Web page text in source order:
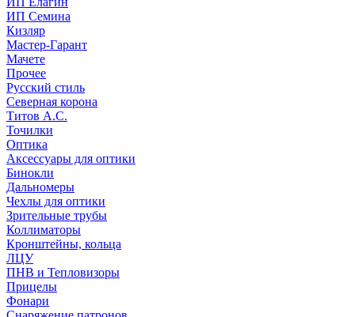
ИП Семина
Кизляр
Мастер-Гарант
Мачете
Прочее
Русский стиль
Северная корона
Титов А.С.
Точилки
Оптика
Аксессуары для оптики
Бинокли
Дальномеры
Чехлы для оптики
Зрительные трубы
Коллиматоры
Кронштейны, кольца
ЛЦУ
ПНВ и Тепловизоры
Прицелы
Фонари